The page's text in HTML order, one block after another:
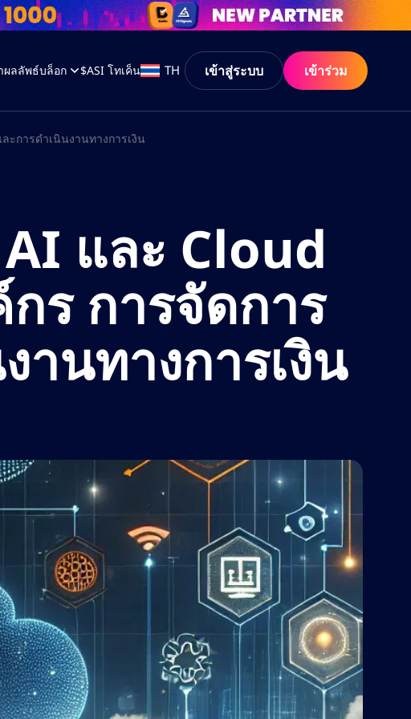
ผลลัพธ์บล็อก $ASI โทเค็น TH เข้าสู่ระบบ เข้าร่วม
ะการดำเนินงานทางการเงิน
และ Cloud
ร การจัดการ
นทางการเงิน